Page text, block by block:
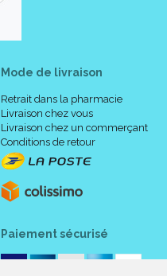
Mode de livraison
Retrait dans la pharmacie
Livraison chez vous
Livraison chez un commerçant
Conditions de retour
Paiement sécurisé